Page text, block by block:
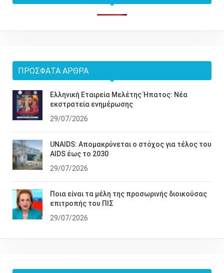
ΠΡΌΣΦΑΤΑ ΆΡΘΡΑ
Ελληνική Εταιρεία Μελέτης Ήπατος: Νέα
εκστρατεία ενημέρωσης
29/07/2026
UNAIDS: Απομακρύνεται ο στόχος για τέλος του
AIDS έως το 2030
29/07/2026
Ποια είναι τα μέλη της προσωρινής διοικούσας
επιτροπής του ΠΙΣ
29/07/2026